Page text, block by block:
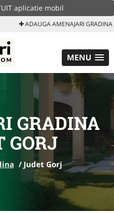
aplicatie mobil
ADAUGA AMENAJARI GRADINA
MENU
GRADINA
GORJ
/ Judet Gorj